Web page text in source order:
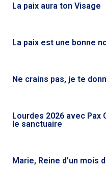
La paix aura ton Visage
La paix est une bonne
Ne crains pas, je te
Lourdes 2026 avec Pax
le sanctuaire
Marie, Reine d’un mois